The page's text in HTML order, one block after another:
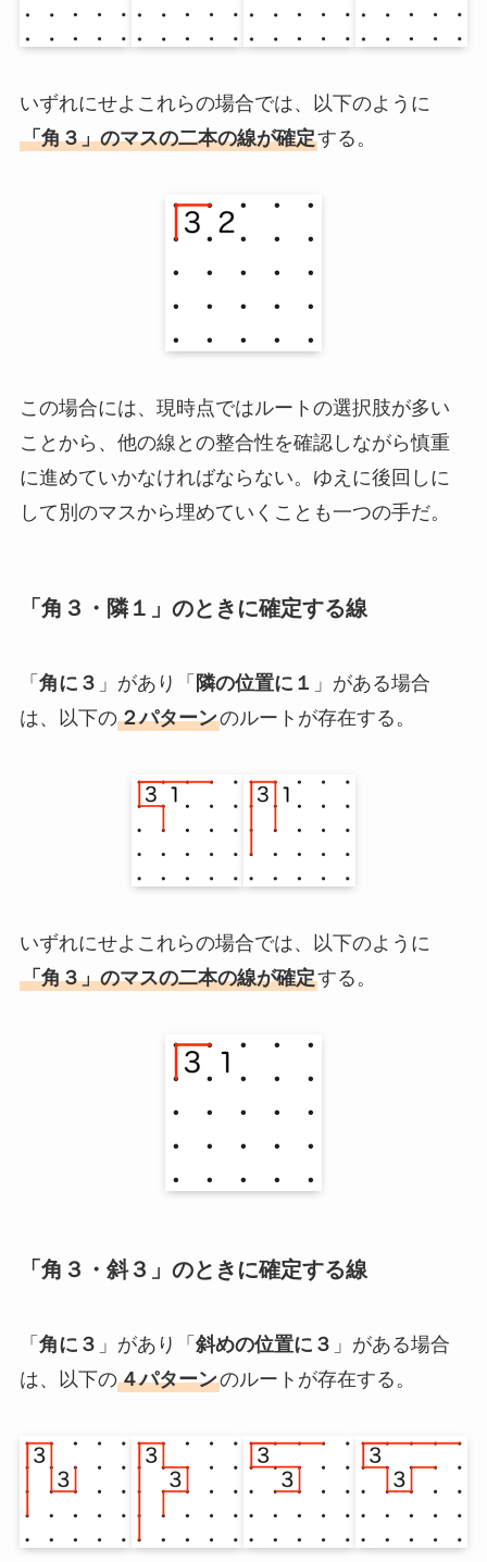
いずれにせよこれらの場合では、以下のように
「角３」のマスの二本の線が確定する。
この場合には、現時点ではルートの選択肢が多い
ことから、他の線との整合性を確認しながら慎重
に進めていかなければならない。ゆえに後回しに
して別のマスから埋めていくことも一つの手だ。
「角３・隣１」のときに確定する線
「 角に３ 」があり「 隣の位置に１ 」がある場合
は、以下の２パターンのルートが存在する。
いずれにせよこれらの場合では、以下のように
「角３」のマスの二本の線が確定する。
「角３・斜３」のときに確定する線
「 角に３ 」があり「 斜めの位置に３ 」がある場合
は、以下の４パターンのルートが存在する。